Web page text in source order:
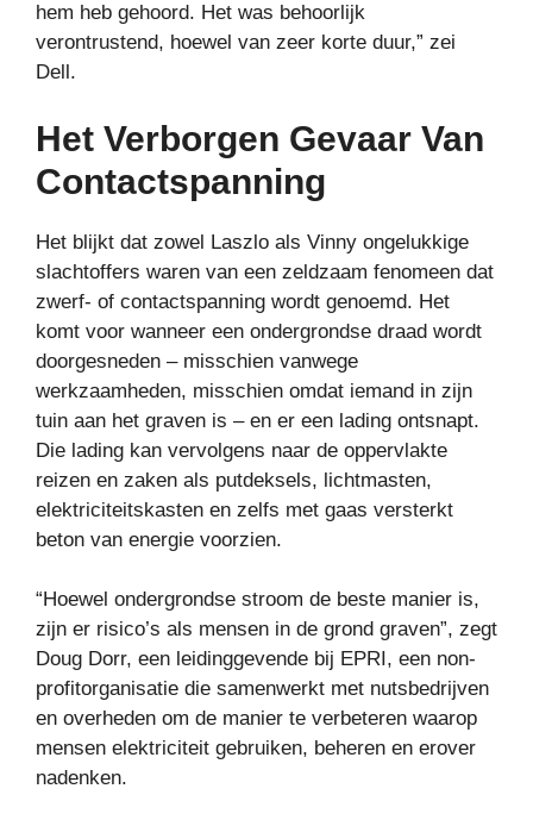
hem heb gehoord. Het was behoorlijk
verontrustend, hoewel van zeer korte duur,” zei
Dell.
Het Verborgen Gevaar Van
Contactspanning
Het blijkt dat zowel Laszlo als Vinny ongelukkige
slachtoffers waren van een zeldzaam fenomeen dat
zwerf- of contactspanning wordt genoemd. Het
komt voor wanneer een ondergrondse draad wordt
doorgesneden – misschien vanwege
werkzaamheden, misschien omdat iemand in zijn
tuin aan het graven is – en er een lading ontsnapt.
Die lading kan vervolgens naar de oppervlakte
reizen en zaken als putdeksels, lichtmasten,
elektriciteitskasten en zelfs met gaas versterkt
beton van energie voorzien.
“Hoewel ondergrondse stroom de beste manier is,
zijn er risico’s als mensen in de grond graven”, zegt
Doug Dorr, een leidinggevende bij EPRI, een non-
profitorganisatie die samenwerkt met nutsbedrijven
en overheden om de manier te verbeteren waarop
mensen elektriciteit gebruiken, beheren en erover
nadenken.